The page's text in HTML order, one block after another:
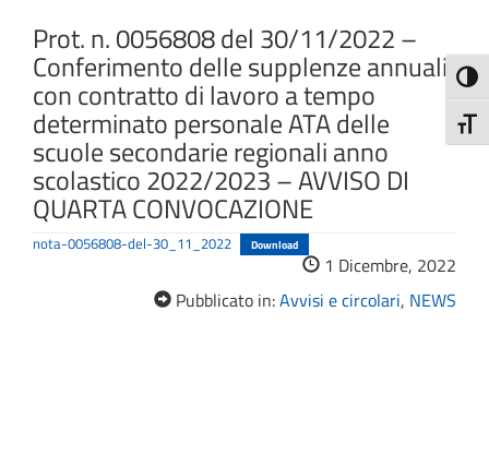
Prot. n. 0056808 del 30/11/2022 –
Conferimento delle supplenze annuali
con contratto di lavoro a tempo
determinato personale ATA delle
scuole secondarie regionali anno
scolastico 2022/2023 – AVVISO DI
QUARTA CONVOCAZIONE
nota-0056808-del-30_11_2022 Download
1 Dicembre, 2022
Pubblicato in:Avvisi e circolari, NEWS